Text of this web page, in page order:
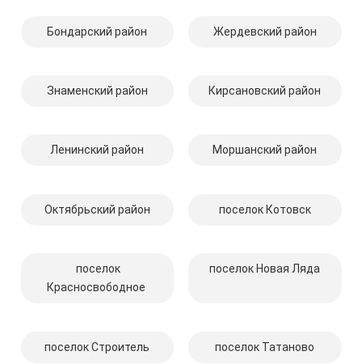
Бондарский район Жердевский район
Знаменский район Кирсановский район
Ленинский район Моршанский район
Октябрьский район поселок Котовск
поселок
Красносвободное
поселок Новая Ляда
поселок Строитель поселок Татаново